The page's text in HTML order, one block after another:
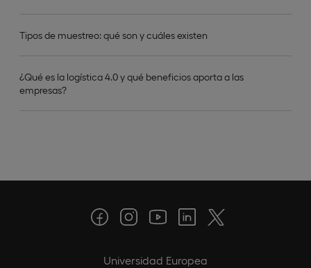
Tipos de muestreo: qué son y cuáles existen
¿Qué es la logística 4.0 y qué beneficios aporta a las
empresas?
Universidad Europea